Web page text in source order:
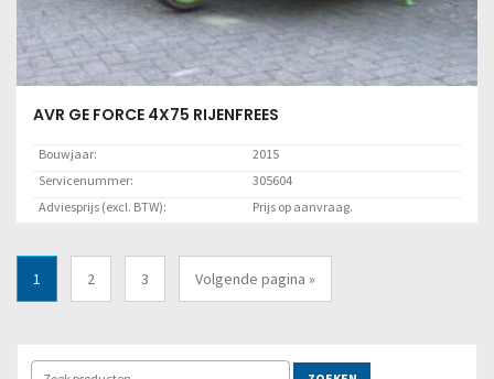
AVR GE FORCE 4X75 RIJENFREES
Bouwjaar:
2015
Servicenummer:
305604
Adviesprijs (excl. BTW):
Prijs op aanvraag.
Lees meer
1 2 3 Volgende pagina »